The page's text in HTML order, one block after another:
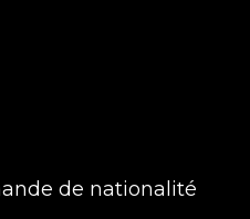
de nationalité